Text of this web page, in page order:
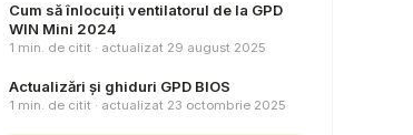
Cum să înlocuiți ventilatorul de la GPD
WIN Mini 2024
1 min. de citit · actualizat 29 august 2025
Actualizări și ghiduri GPD BIOS
1 min. de citit · actualizat 23 octombrie 2025